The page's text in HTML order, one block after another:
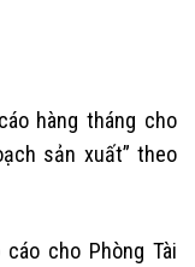
hàng tháng cho
sản xuất” theo
cho Phòng Tài